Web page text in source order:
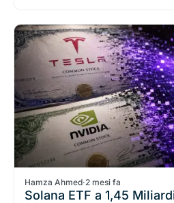
Hamza Ahmed·2 mesi fa
Solana ETF a 1,45